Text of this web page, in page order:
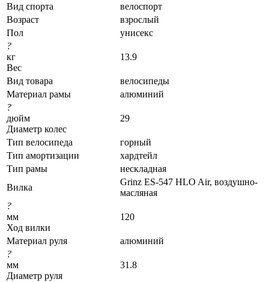
Вид спорта
велоспорт
Возраст
взрослый
Пол
унисекс
?
кг
Вес
13.9
Вид товара
велосипеды
Материал рамы
алюминий
?
дюйм
Диаметр колес
29
Тип велосипеда
горный
Тип амортизации
хардтейл
Тип рамы
нескладная
Вилка
Grinz ES-547 HLO Air, воздушно-
масляная
?
мм
Ход вилки
120
Материал руля
алюминий
?
мм
Диаметр руля
31.8